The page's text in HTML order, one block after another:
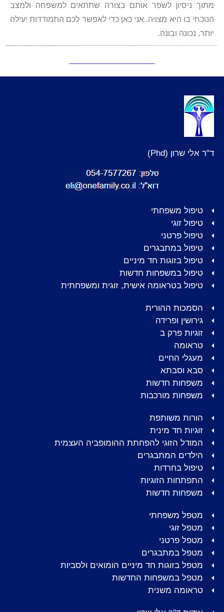
מתוך ניסיון לשפר אותם בצורה שתתאים למשפחה ולמצב
הנוכחי בו היא מצויה. אני כאן כדי לאפשר לכם התמודדות יעילה
יותר, נכונה ובונה.
ד"ר אלי שרון (Phd)
טיפול משפחתי
טיפול זוגי
טיפול פרטני
טיפול במתבגרים
טיפול בזוגות חד מיניים
טיפול במשפחות חדשות
טיפול בטראומה אישית, זוגית ומשפחתית
הסמכות ההורית
גירושין ופרידה
זוגיות פרק ב
טראומה
מעגלי החיים
סבא וסבתא
משפחות חדשות
משפחות מורכבות
הורות משותפת
זוגיות חד מינית
המודל הזוגי להפחתת ההומופביה העצמית
הילדים המתבגרים
טיפול בחרדות
התפתחות הזוגיות
משפחות חדשות
מטפל משפחתי
מטפל זוגי
מטפל פרטני
מטפל במתבגרים
מטפל בזוגות חד מיניים הומואים ולסביות
מטפל במשפחות החדשות
טראומה משנית